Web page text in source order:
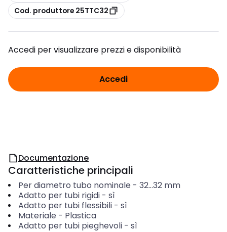
copia
Cod. produttore 25TTC32
Accedi per visualizzare prezzi e disponibilità
Accedi
Documentazione
Caratteristiche principali
Per diametro tubo nominale - 32...32 mm
Adatto per tubi rigidi- sì
Adatto per tubi flessibili- sì
Materiale - Plastica
Adatto per tubi pieghevoli- sì